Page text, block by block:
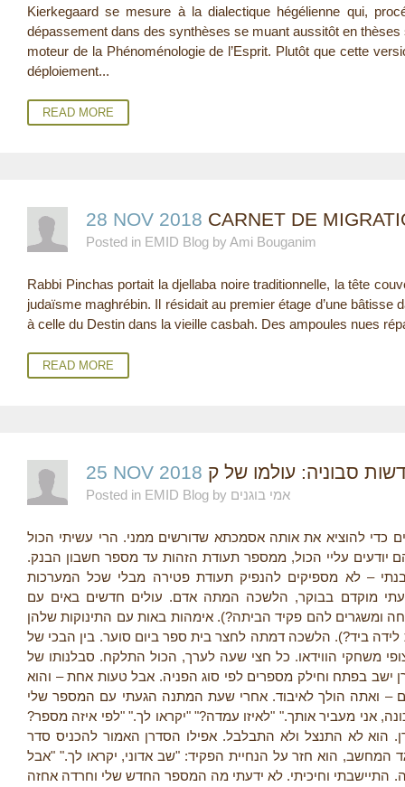
Kierkegaard se mesure à la dialectique hégélienne qui,
dépassement dans des synthèses se muant aussitôt en
moteur de la Phénoménologie de l’Esprit. Plutôt que cette
déploiement...
READ MORE
28 NOV 2018 CARNET DE
Posted in EMID Blog by Ami Bouganim
Rabbi Pinchas portait la djellaba noire traditionnelle, la tête
judaïsme maghrébin. Il résidait au premier étage d’une bâtisse
à celle du Destin dans la vieille casbah. Des ampoules nues
READ MORE
25 NOV 2018 סבוניה: עולמו של ק
Posted in EMID Blog by אמי בוגנים
כדי להוציא את אותה אסמכתא שדורשים ממני. הרי עשיתי הכול
יודעים עליי הכול, ממספר תעודת הזהות עד מספר חשבון הבנק.
– לא מספיקים להנפיק תעודת פטירה מבלי שכל המערכות
מוקדם בבוקר, הלשכה המתה אדם. עולים חדשים באים עם
ומשגרים להם פקיד הביתה?). אימהות באות עם התינוקות שלהן
ביד?). הלשכה דמתה לחצר בית ספר ביום סוער. בין הבכי של
משחקי הווידאו. כל חצי שעה לערך, הכול התלקח. סבלנותו של
ישב בפתח וחילק מספרים לפי סוג הפניה. אבל טעות אחת – והוא
– ואתה הולך לאיבוד. אחרי שעת המתנה הגעתי עם המספר שלי
אני מעביר אותך." "לאיזו עמדה?" "יקראו לך." "לפי איזה מספר?
הוא לא התנצל ולא התבלבל. אפילו הסדרן האמור להכניס סדר
המחשב, הוא חזר על הנחיית הפקיד: "שב אדוני, יקראו לך." "אבל
התיישבתי וחיכיתי. לא ידעתי מה המספר החדש שלי וחרדה אחזה